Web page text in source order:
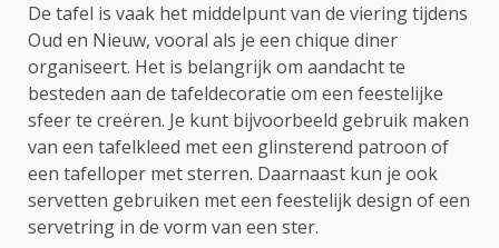
De tafel is vaak het middelpunt van de viering tijdens
Oud en Nieuw, vooral als je een chique diner
organiseert. Het is belangrijk om aandacht te
besteden aan de tafeldecoratie om een feestelijke
sfeer te creëren. Je kunt bijvoorbeeld gebruik maken
van een tafelkleed met een glinsterend patroon of
een tafelloper met sterren. Daarnaast kun je ook
servetten gebruiken met een feestelijk design of een
servetring in de vorm van een ster.